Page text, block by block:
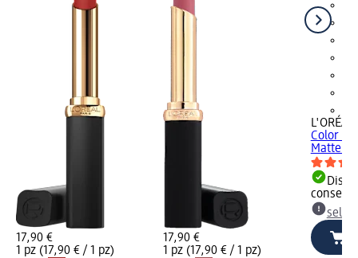
17,90 €
1 pz (17,90 € / 1 pz)
17,90 €
1 pz (17,90 € / 1 pz)
L'ORÉAL
Color
Matte –